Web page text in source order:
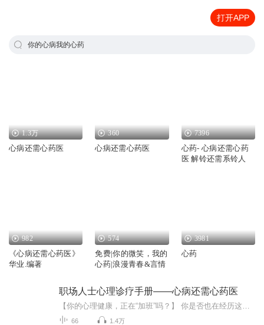
打开APP
你的心病我的心药
1.3万
心病还需心药医
360
心病还需心药医
7396
心药- 心病还需心药
医 解铃还需系铃人
982
《心病还需心药医》
华业.编著
574
免费|你的微笑，我的
心药|浪漫青春&言情
3981
心药
职场人士心理诊疗手册——心病还需心药医
66 1.4万